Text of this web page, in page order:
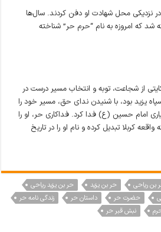
در نزدیکی محل شهادت او دفن کردند. سال‌ها
شد که امروزه به نام “حرم حر” شناخته
از شجاعت، توبه و انتخاب مسیر درست در
یزید بود، با شنیدن ندای حق، مسیر خود را
امام حسین (ع) فدا کرد. فداکاری حر، او را
کربلا تبدیل کرده و نام او را در تاریخ
بن ریاحی حر بن یزید
حر بن یزید ریاحی
حضرت حر داستان حر
زندگی نامه حر
نبش قبر حر